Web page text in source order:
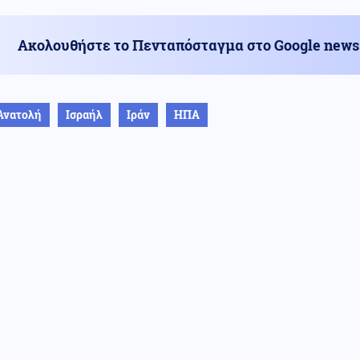
Ακολουθήστε το Πενταπόσταγμα στο Google news
Ισραήλ Ιράν ΗΠΑ